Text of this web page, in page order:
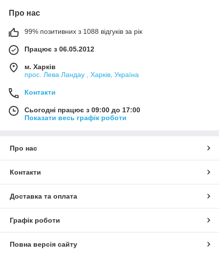
Про нас
99% позитивних з 1088 відгуків за рік
Працює з 06.05.2012
м. Харків
прос. Лева Ландау , Харків, Україна
Контакти
Сьогодні працює з 09:00 до 17:00
Показати весь графік роботи
Про нас
Контакти
Доставка та оплата
Графік роботи
Повна версія сайту